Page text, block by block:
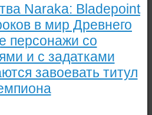
Naraka: Bladepoint
в мир Древнего
персонажи со
и с задатками
завоевать титул